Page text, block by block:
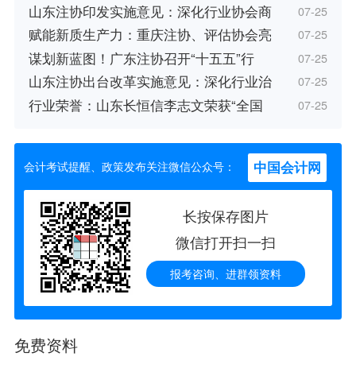
山东注协印发实施意见：深化行业协会商 07-25
赋能新质生产力：重庆注协、评估协会亮 07-25
谋划新蓝图！广东注协召开“十五五”行 07-25
山东注协出台改革实施意见：深化行业治 07-25
行业荣誉：山东长恒信李志文荣获“全国 07-25
会计考试提醒、政策发布关注微信公众号： 中国会计网
长按保存图片
微信打开扫一扫
报考咨询、进群领资料
免费资料